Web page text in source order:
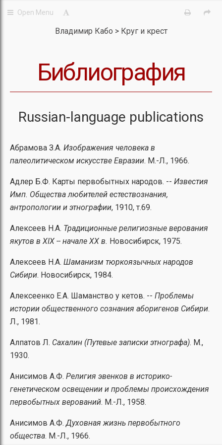
Владимир Кабо Круг и крест
Библиография
Russian-language publications
Абрамова З.А. Изображения человека в
палеолитическом искусстве Евразии. М.-Л., 1966.
Адлер Б.Ф. Карты первобытных народов. -- Известия
Имп. Общества любителей естествознания,
антропологии и этнографии, 1910, т.69.
Алексеев Н.А. Традиционные религиозные верования
якутов в XIX -- начале XX в. Новосибирск, 1975.
Алексеев Н.А. Шаманизм тюркоязычных народов
Сибири. Новосибирск, 1984.
Алексеенко Е.А. Шаманство у кетов. -- Проблемы
истории общественного сознания аборигенов Сибири.
Л., 1981.
Алпатов Л. Сахалин (Путевые записки этнографа). М.,
1930.
Анисимов А.Ф. Религия эвенков в историко-
генетическом освещении и проблемы происхождения
первобытных верований. М.-Л., 1958.
Анисимов А.Ф.Духовная жизнь первобытного
общества. М.-Л., 1966.